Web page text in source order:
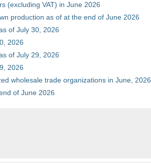
(excluding VAT) in June 2026
production as of at the end of June 2026
of July 30, 2026
2026
of July 29, 2026
2026
wholesale trade organizations in June, 2026
of June 2026